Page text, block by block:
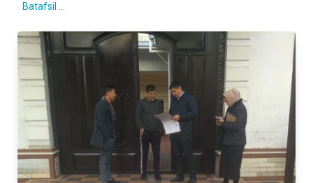
Batafsil ...